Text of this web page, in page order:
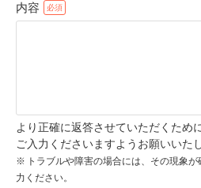
内容
より正確に返答させていただくため
ご入力くださいますようお願いいた
トラブルや障害の場合には、その現象
力ください。